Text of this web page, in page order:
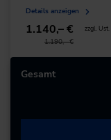
Details anzeigen
1.140,– €
1.190,– €
zzgl. Ust.
Gesamt